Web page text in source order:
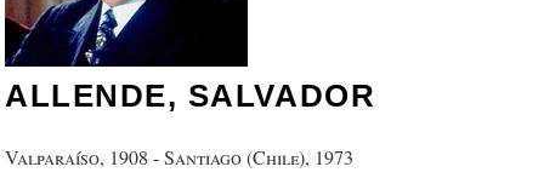
ALLENDE, SALVADOR
Valparaíso, 1908 - Santiago (Chile), 1973